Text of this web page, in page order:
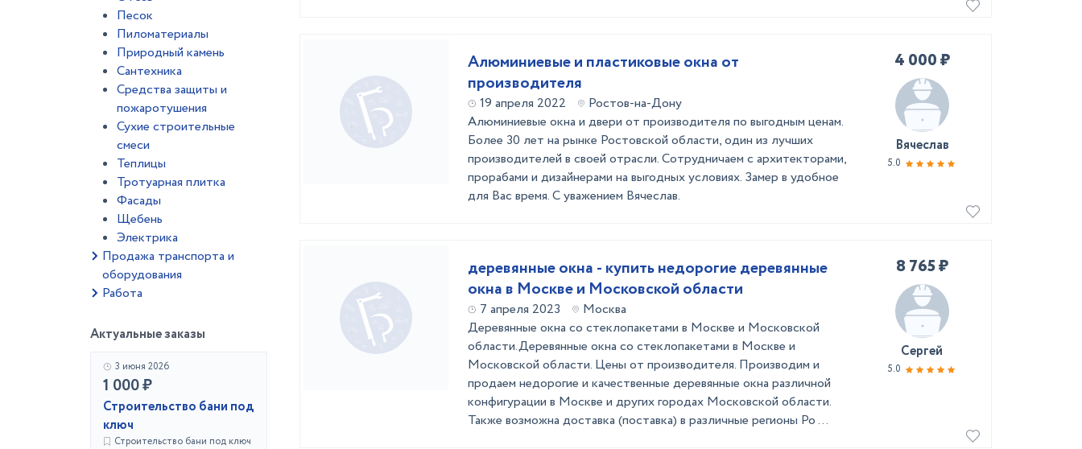
Песок
Пиломатериалы
Природный камень
Сантехника
Средства защиты и
пожаротушения
Сухие строительные
смеси
Теплицы
Тротуарная плитка
Фасады
Щебень
Электрика
Продажа транспорта и
оборудования
Работа
Актуальные заказы
3 июня 2026
1 000 ₽
Строительство бани под
ключ
Строительство бани под ключ
Алюминиевые и пластиковые окна от
производителя
19 апреля 2022
Ростов-на-Дону
Алюминиевые окна и двери от производителя по выгодным ценам.
Более 30 лет на рынке Ростовской области, один из лучших
производителей в своей отрасли. Сотрудничаем с архитекторами,
прорабами и дизайнерами на выгодных условиях. Замер в удобное
для Вас время. С уважением Вячеслав.
4 000 ₽
Вячеслав
5.0
деревянные окна - купить недорогие деревянные
окна в Москве и Московской области
7 апреля 2023
Москва
Деревянные окна со стеклопакетами в Москве и Московской
области.Деревянные окна со стеклопакетами в Москве и
Московской области. Цены от производителя. Производим и
продаем недорогие и качественные деревянные окна различной
конфигурации в Москве и других городах Московской области.
Также возможна доставка (поставка) в различные регионы Ро ...
8 765 ₽
Сергей
5.0